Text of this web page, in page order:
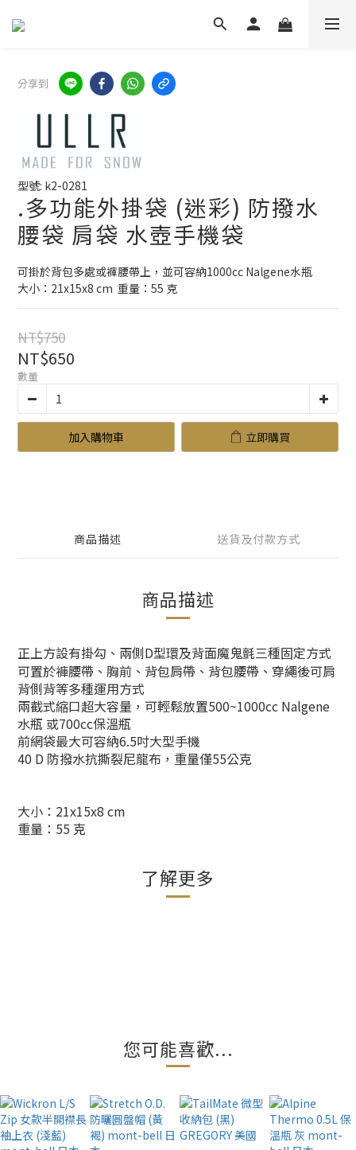
分享到
型號: k2-0281
.多功能外掛袋 (迷彩) 防撥水
腰袋 肩袋 水壺手機袋
可掛於背包多處或褲腰帶上，並可容納1000cc Nalgene水瓶
大小：21x15x8 cm  重量：55 克
NT$750
NT$650
數量
加入購物車 立即購買
商品描述 送貨及付款方式
商品描述
正上方設有掛勾、兩側D型環及背面魔鬼氈三種固定方式
可置於褲腰帶、胸前、背包肩帶、背包腰帶、穿繩後可肩
背側背等多種運用方式
兩截式縮口超大容量，可輕鬆放置500~1000cc Nalgene
水瓶 或700cc保溫瓶
前網袋最大可容納6.5吋大型手機
40 D 防撥水抗撕裂尼龍布，重量僅55公克
​大小：21x15x8 cm
重量：55 克
了解更多
您可能喜歡...